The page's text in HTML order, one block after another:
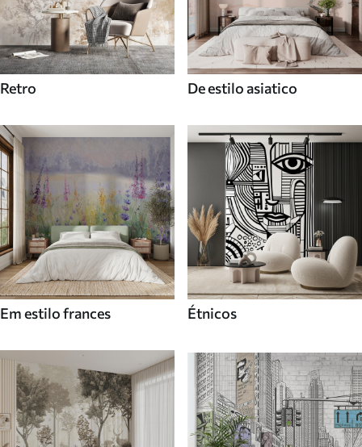
Retro De estilo asiatico
Em estilo frances Étnicos